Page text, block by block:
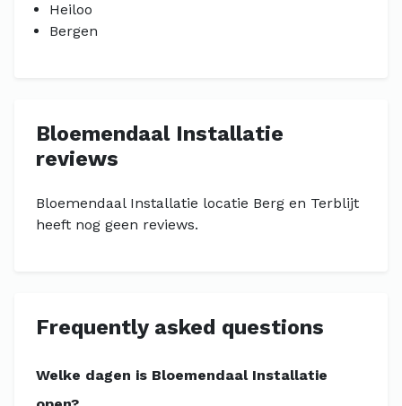
Heiloo
Bergen
Bloemendaal Installatie
reviews
Bloemendaal Installatie locatie Berg en Terblijt
heeft nog geen reviews.
Frequently asked questions
Welke dagen is Bloemendaal Installatie